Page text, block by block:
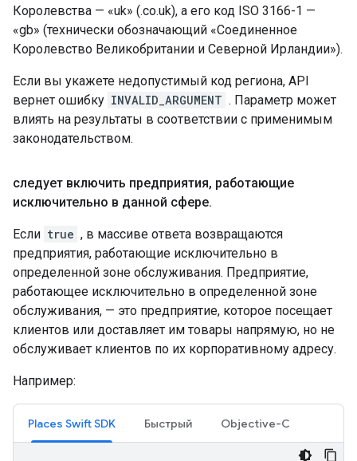
Королевства — «uk» (.co.uk), а его код ISO 3166-1 —
«gb» (технически обозначающий «Соединенное
Королевство Великобритании и Северной Ирландии»).
Если вы укажете недопустимый код региона, API
вернет ошибку INVALID_ARGUMENT . Параметр может
влиять на результаты в соответствии с применимым
законодательством.
следует включить предприятия, работающие
исключительно в данной сфере.
Если true , в массиве ответа возвращаются
предприятия, работающие исключительно в
определенной зоне обслуживания. Предприятие,
работающее исключительно в определенной зоне
обслуживания, — это предприятие, которое посещает
клиентов или доставляет им товары напрямую, но не
обслуживает клиентов по их корпоративному адресу.
Например:
Places Swift SDK Быстрый Objective-C